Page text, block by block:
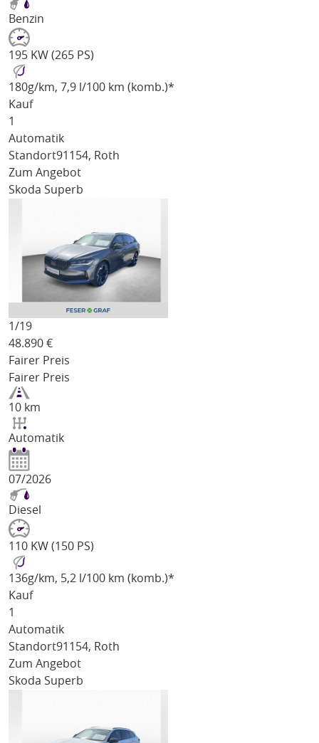
Benzin
195 KW (265 PS)
180g/km, 7,9 l/100 km (komb.)*
Kauf
1
Automatik
Standort91154, Roth
Zum Angebot
Skoda Superb
1/19
48.890 €
Fairer Preis
Fairer Preis
10 km
Automatik
07/2026
Diesel
110 KW (150 PS)
136g/km, 5,2 l/100 km (komb.)*
Kauf
1
Automatik
Standort91154, Roth
Zum Angebot
Skoda Superb